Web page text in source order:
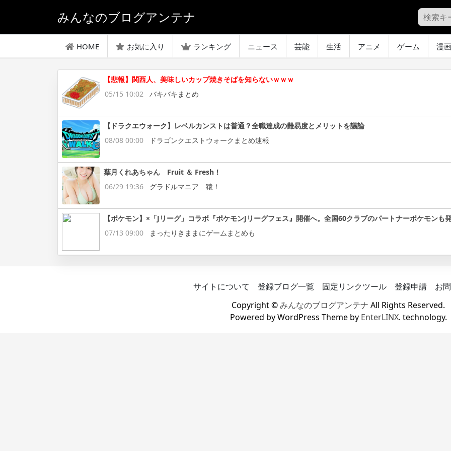
みんなのブログアンテナ
HOME お気に入り ランキング ニュース 芸能 生活 アニメ ゲーム 漫画
【悲報】関西人、美味しいカップ焼きそばを知らないｗｗｗ
05/15 10:02
バキバキまとめ
【ドラクエウォーク】レベルカンストは普通？全職達成の難易度とメリットを議論
08/08 00:00
ドラゴンクエストウォークまとめ速報
葉月くれあちゃん Fruit ＆ Fresh！
06/29 19:36
グラドルマニア 猿！
【ポケモン】×「Jリーグ」コラボ『ポケモンJリーグフェス』開催へ。全国60クラブのパートナーポケモンも
07/13 09:00
まったりきままにゲームまとめも
サイトについて 登録ブログ一覧 固定リンクツール 登録申請
お
Copyright ©みんなのブログアンテナ All Rights Reserved.
Powered by WordPress Theme by EnterLINX. technology.